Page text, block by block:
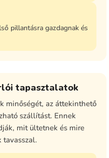
pillantásra gazdagnak és
tapasztalatok
minőségét, az áttekinthető
szállítást. Ennek
mit ültetnek és mire
tavasszal.